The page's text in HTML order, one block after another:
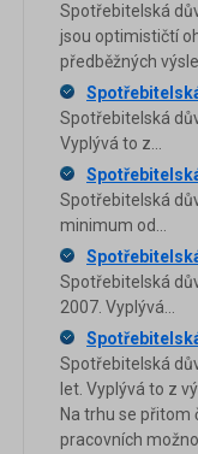
Spotřebitelská
jsou optimističtí
předběžných
Spotřebitelská
Vyplývá to z...
Spotřebitelská
minimum od...
Spotřebitelská
2007. Vyplývá...
Spotřebitelská
let. Vyplývá to z
Na trhu se přitom
pracovních